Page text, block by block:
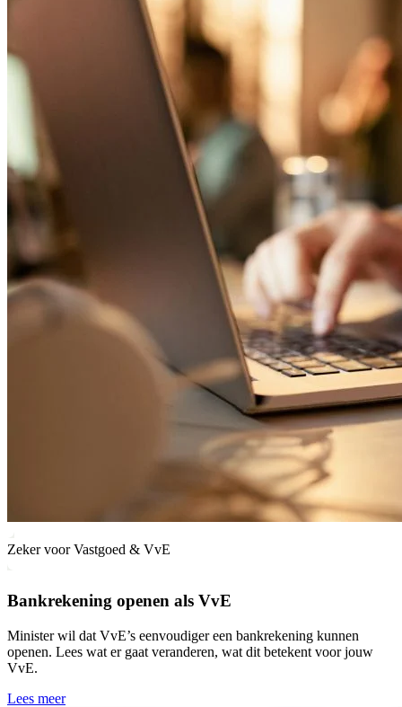
Zeker voor Vastgoed & VvE
Bankrekening openen als VvE
Minister wil dat VvE’s eenvoudiger een bankrekening kunnen
openen. Lees wat er gaat veranderen, wat dit betekent voor jouw
VvE.
Lees meer